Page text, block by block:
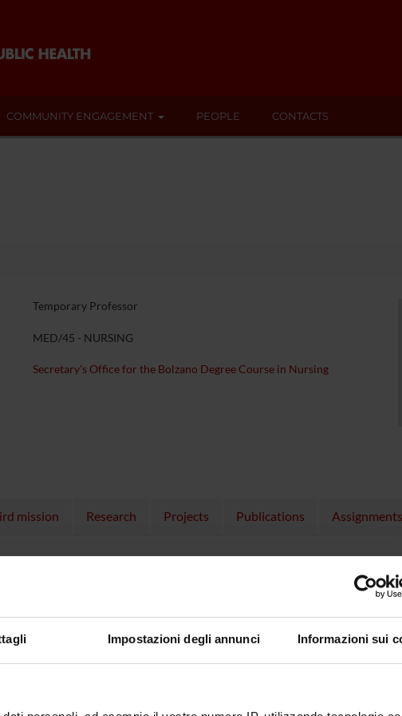
Impostazioni degli annunci Informazioni sui
COMMUNITY ENGAGEMENT PEOPLE CONTACTS
Temporary Professor
MED/45 - NURSING
Secretary's Office for the Bolzano Degree Course in Nursing
mission Research Projects Publications Assignments
the timetable and course details.